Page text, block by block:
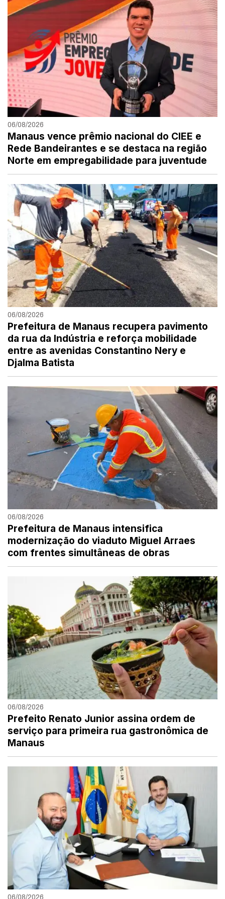
06/08/2026
Manaus vence prêmio nacional do CIEE e
Rede Bandeirantes e se destaca na região
Norte em empregabilidade para juventude
06/08/2026
Prefeitura de Manaus recupera pavimento
da rua da Indústria e reforça mobilidade
entre as avenidas Constantino Nery e
Djalma Batista
06/08/2026
Prefeitura de Manaus intensifica
modernização do viaduto Miguel Arraes
com frentes simultâneas de obras
06/08/2026
Prefeito Renato Junior assina ordem de
serviço para primeira rua gastronômica de
Manaus
06/08/2026